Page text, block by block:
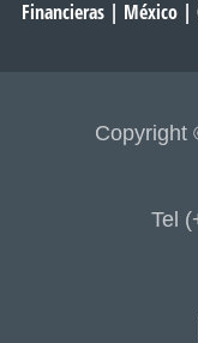
Financieras| México|
Copyright
Tel